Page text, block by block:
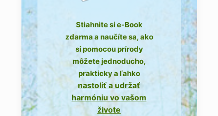
Stiahnite si e-Book
zdarma a naučíte sa, ako
si pomocou prírody
môžete jednoducho,
prakticky a ľahko
nastoliť a udržať
harmóniu vo vašom
živote